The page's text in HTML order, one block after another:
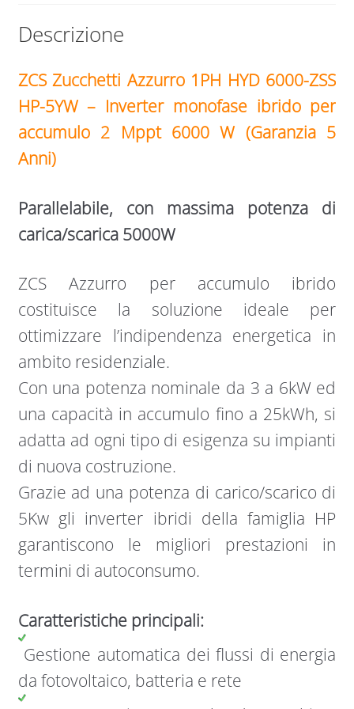
quantità
Descrizione
ZCS Zucchetti Azzurro 1PH HYD 6000-ZSS
HP-5YW – Inverter monofase ibrido per
accumulo 2 Mppt 6000 W (Garanzia 5
Anni)
Parallelabile, con massima potenza di
carica/scarica 5000W
ZCS Azzurro per accumulo ibrido
costituisce la soluzione ideale per
ottimizzare l’indipendenza energetica in
ambito residenziale.
Con una potenza nominale da 3 a 6kW ed
una capacità in accumulo fino a 25kWh, si
adatta ad ogni tipo di esigenza su impianti
di nuova costruzione.
Grazie ad una potenza di carico/scarico di
5Kw gli inverter ibridi della famiglia HP
garantiscono le migliori prestazioni in
termini di autoconsumo.
Caratteristiche principali:
Gestione automatica dei flussi di energia
da fotovoltaico, batteria e rete